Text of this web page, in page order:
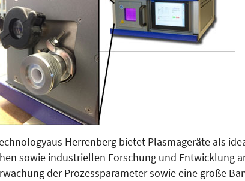
Herrenberg bietet Plasmageräte als
sowie industriellen Forschung und Entwicklung
der Prozessparameter sowie eine große